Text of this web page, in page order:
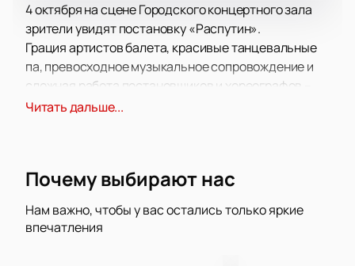
4 октября на сцене Городского концертного зала
зрители увидят постановку «Распутин».
Грация артистов балета, красивые танцевальные
па, превосходное музыкальное сопровождение и
сложная работа постановщиков и хореографов –
все это о постановке «Распутин». Вас ждет
скоротечности времени, настоящих чувствах,
заставит вас пристально следить за каждым
движением на сцене.
Читать дальше...
Почему выбирают нас
Нам важно, чтобы у вас остались только яркие
впечатления